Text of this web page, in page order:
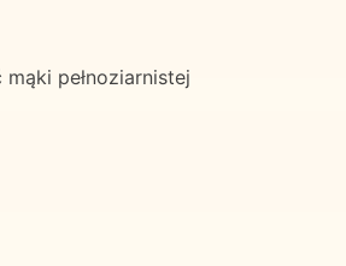
pełnoziarnistej